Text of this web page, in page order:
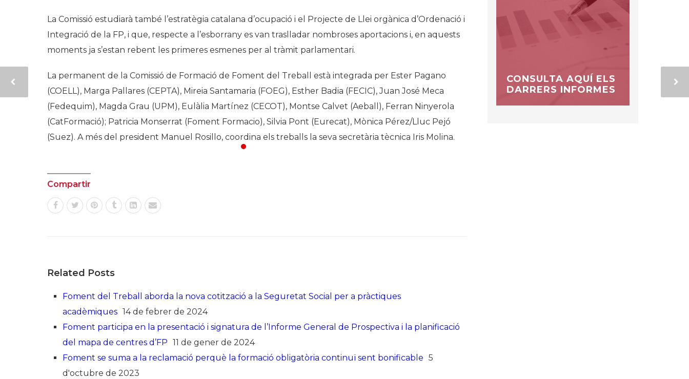
La Comissió estudiarà també l’estratègia catalana d’ocupació i el Projecte de Llei orgànica d’Ordenació i
Integració de la FP, i que, respecte a l’esborrany es van traslladar nombroses aportacions i, en aquests
moments ja s’estan rebent les primeres esmenes per al tràmit parlamentari.
La permanent de la Comissió de Formació de Foment del Treball està integrada per Ester Pagano
(COELL), Marga Pallares (CEPTA), Mireia Santamaria (FOEG), Esther Badia (FECIC), Juan José Meca
(Fedequim), Magda Grau (UPM), Eulàlia Martínez (CECOT), Montse Calvet (Aeball), Ferran Ninyerola
(CatFormació); Patricia Monserrat (Foment Formacio), Silvia Pont (Eurecat), Mònica Pérez/Lluc Pejó
(Suez). A més del president Manuel Rosillo, coordina els treballs la seva secretària tècnica Iris Molina.
Compartir
Related Posts
Foment del Treball aborda la nova cotització a la Seguretat Social per a pràctiques
acadèmiques 14 de febrer de 2024
Foment participa en la presentació i signatura de l’Informe General de Prospectiva i la planificació
del mapa de centres d’FP 11 de gener de 2024
Foment se suma a la reclamació perquè la formació obligatòria continuï sent bonificable 5
d'octubre de 2023
CONSULTA AQUÍ ELS
DARRERS INFORMES